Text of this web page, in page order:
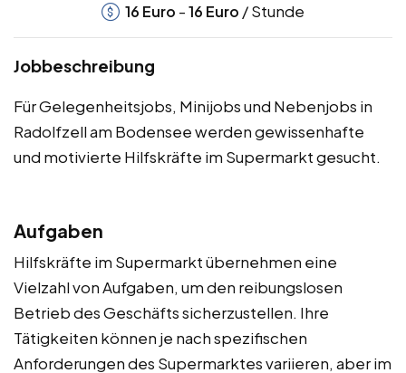
16 Euro -16 Euro / Stunde
Jobbeschreibung
Für Gelegenheitsjobs, Minijobs und Nebenjobs in
Radolfzell am Bodensee werden gewissenhafte
und motivierte Hilfskräfte im Supermarkt gesucht.
Aufgaben
Hilfskräfte im Supermarkt übernehmen eine
Vielzahl von Aufgaben, um den reibungslosen
Betrieb des Geschäfts sicherzustellen. Ihre
Tätigkeiten können je nach spezifischen
Anforderungen des Supermarktes variieren, aber im